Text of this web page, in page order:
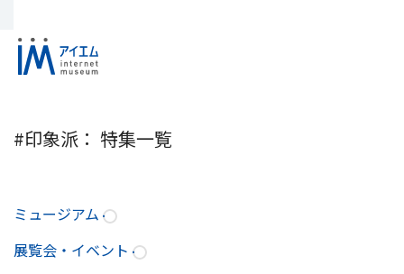
#印象派： 特集一覧
ミュージアム
展覧会・イベント